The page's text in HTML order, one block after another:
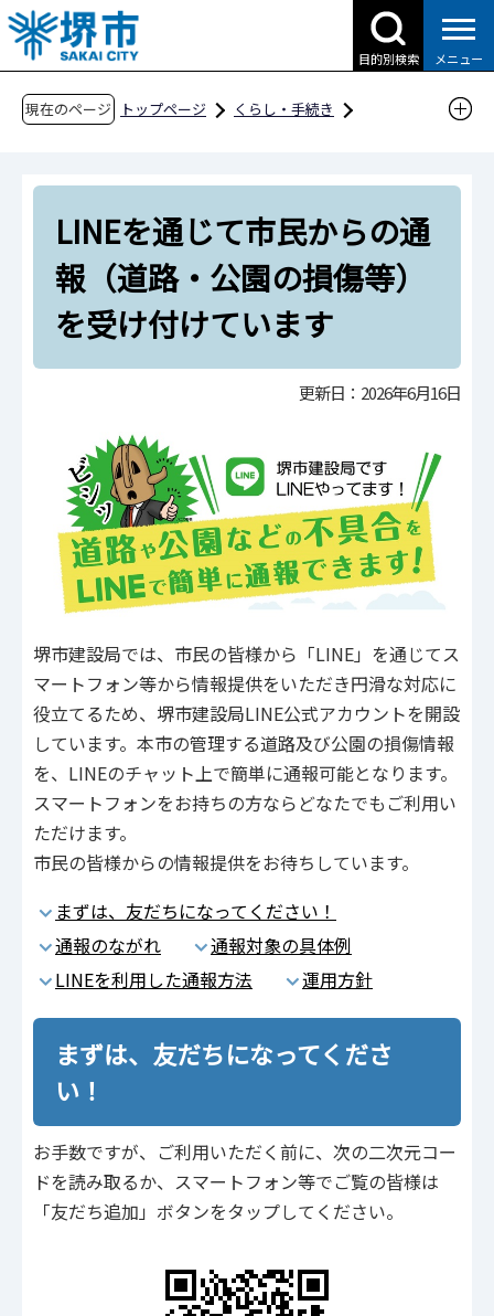
こ
の
ペ
目的別検索 メニュー
現在のページ トップページ
くらし・手続き
道路等通報システム（堺市建設局LINE）
LINEを通じて市民からの通報（道路・公園の損
傷等）を受け付けています
LINEを通じて市民からの通
報（道路・公園の損傷等）
を受け付けています
更新日：2026年6月16日
堺市建設局では、市民の皆様から「LINE」を通じてス
マートフォン等から情報提供をいただき円滑な対応に
役立てるため、堺市建設局LINE公式アカウントを開設
しています。本市の管理する道路及び公園の損傷情報
を、LINEのチャット上で簡単に通報可能となります。
スマートフォンをお持ちの方ならどなたでもご利用い
ただけます。
市民の皆様からの情報提供をお待ちしています。
まずは、友だちになってください！
通報のながれ
通報対象の具体例
LINEを利用した通報方法
運用方針
まずは、友だちになってくださ
い！
お手数ですが、ご利用いただく前に、次の二次元コー
ドを読み取るか、スマートフォン等でご覧の皆様は
「友だち追加」ボタンをタップしてください。